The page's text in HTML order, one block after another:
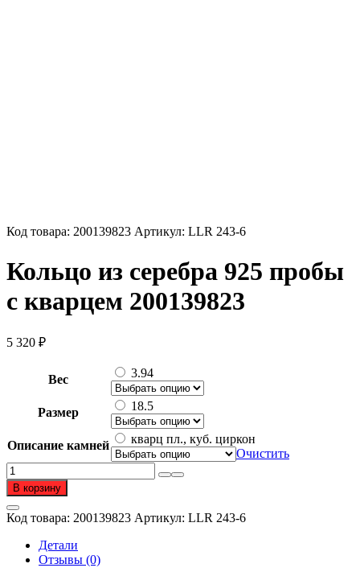
Код товара: 200139823 Артикул: LLR 243-6
Кольцо из серебра 925 пробы
с кварцем 200139823
5 320 ₽
Вес 3.94
Размер 18.5
Описание камней
кварц пл., куб. циркон
Очистить
Количество
товара
Кольцо
из
серебра
пробы
В корзину
Код товара: 200139823 Артикул: LLR 243-6
Детали
Отзывы (0)